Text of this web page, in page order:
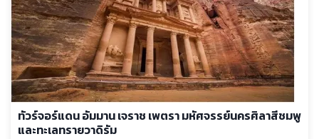
ทัวร์จอร์แดน อัมมาน เจราช เพตรา มหัศจรรย์นครศิลาสีชมพู
และทะเลทรายวาดิรัม